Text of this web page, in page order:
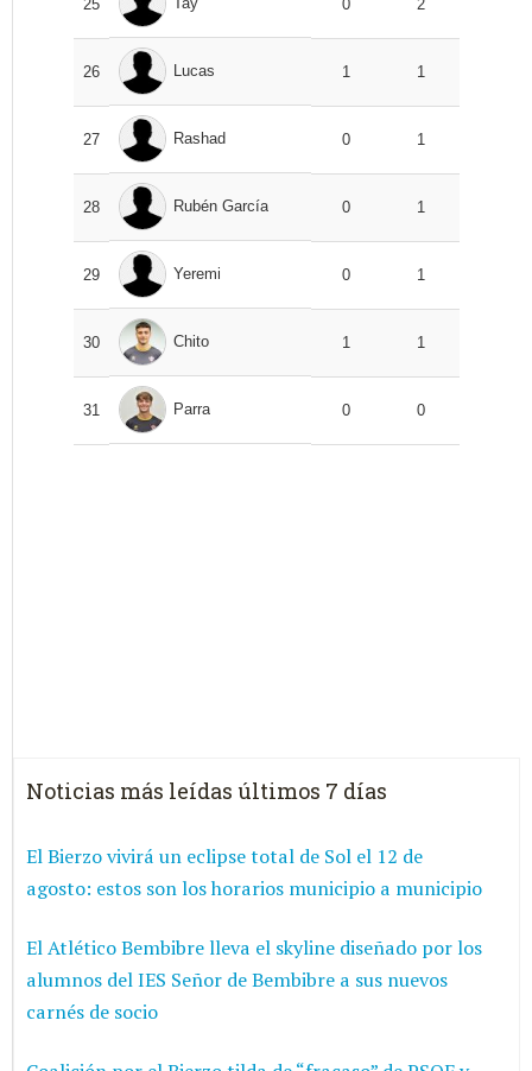
25 0 2
26 Lucas 1 1
27 Rashad 0 1
28 Rubén García 0 1
29 Yeremi 0 1
30 Chito 1 1
31 Parra 0 0
Noticias más leídas últimos 7 días
El Bierzo vivirá un eclipse total de Sol el 12 de
agosto: estos son los horarios municipio a municipio
El Atlético Bembibre lleva el skyline diseñado por los
alumnos del IES Señor de Bembibre a sus nuevos
carnés de socio